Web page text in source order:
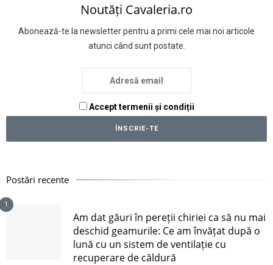
Noutăți Cavaleria.ro
Abonează-te la newsletter pentru a primi cele mai noi articole
atunci când sunt postate.
Accept termenii și condiții
Postări recente
1
Am dat găuri în pereții chiriei ca să nu mai
deschid geamurile: Ce am învățat după o
lună cu un sistem de ventilație cu
recuperare de căldură